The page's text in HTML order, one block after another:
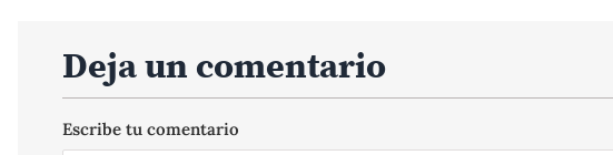
Deja un comentario
Escribe tu comentario